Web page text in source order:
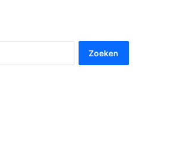
naar: